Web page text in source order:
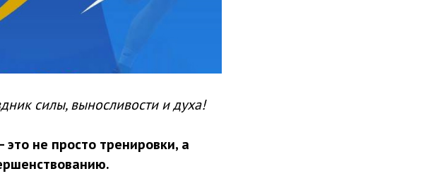
силы, выносливости и духа!
не просто тренировки, а